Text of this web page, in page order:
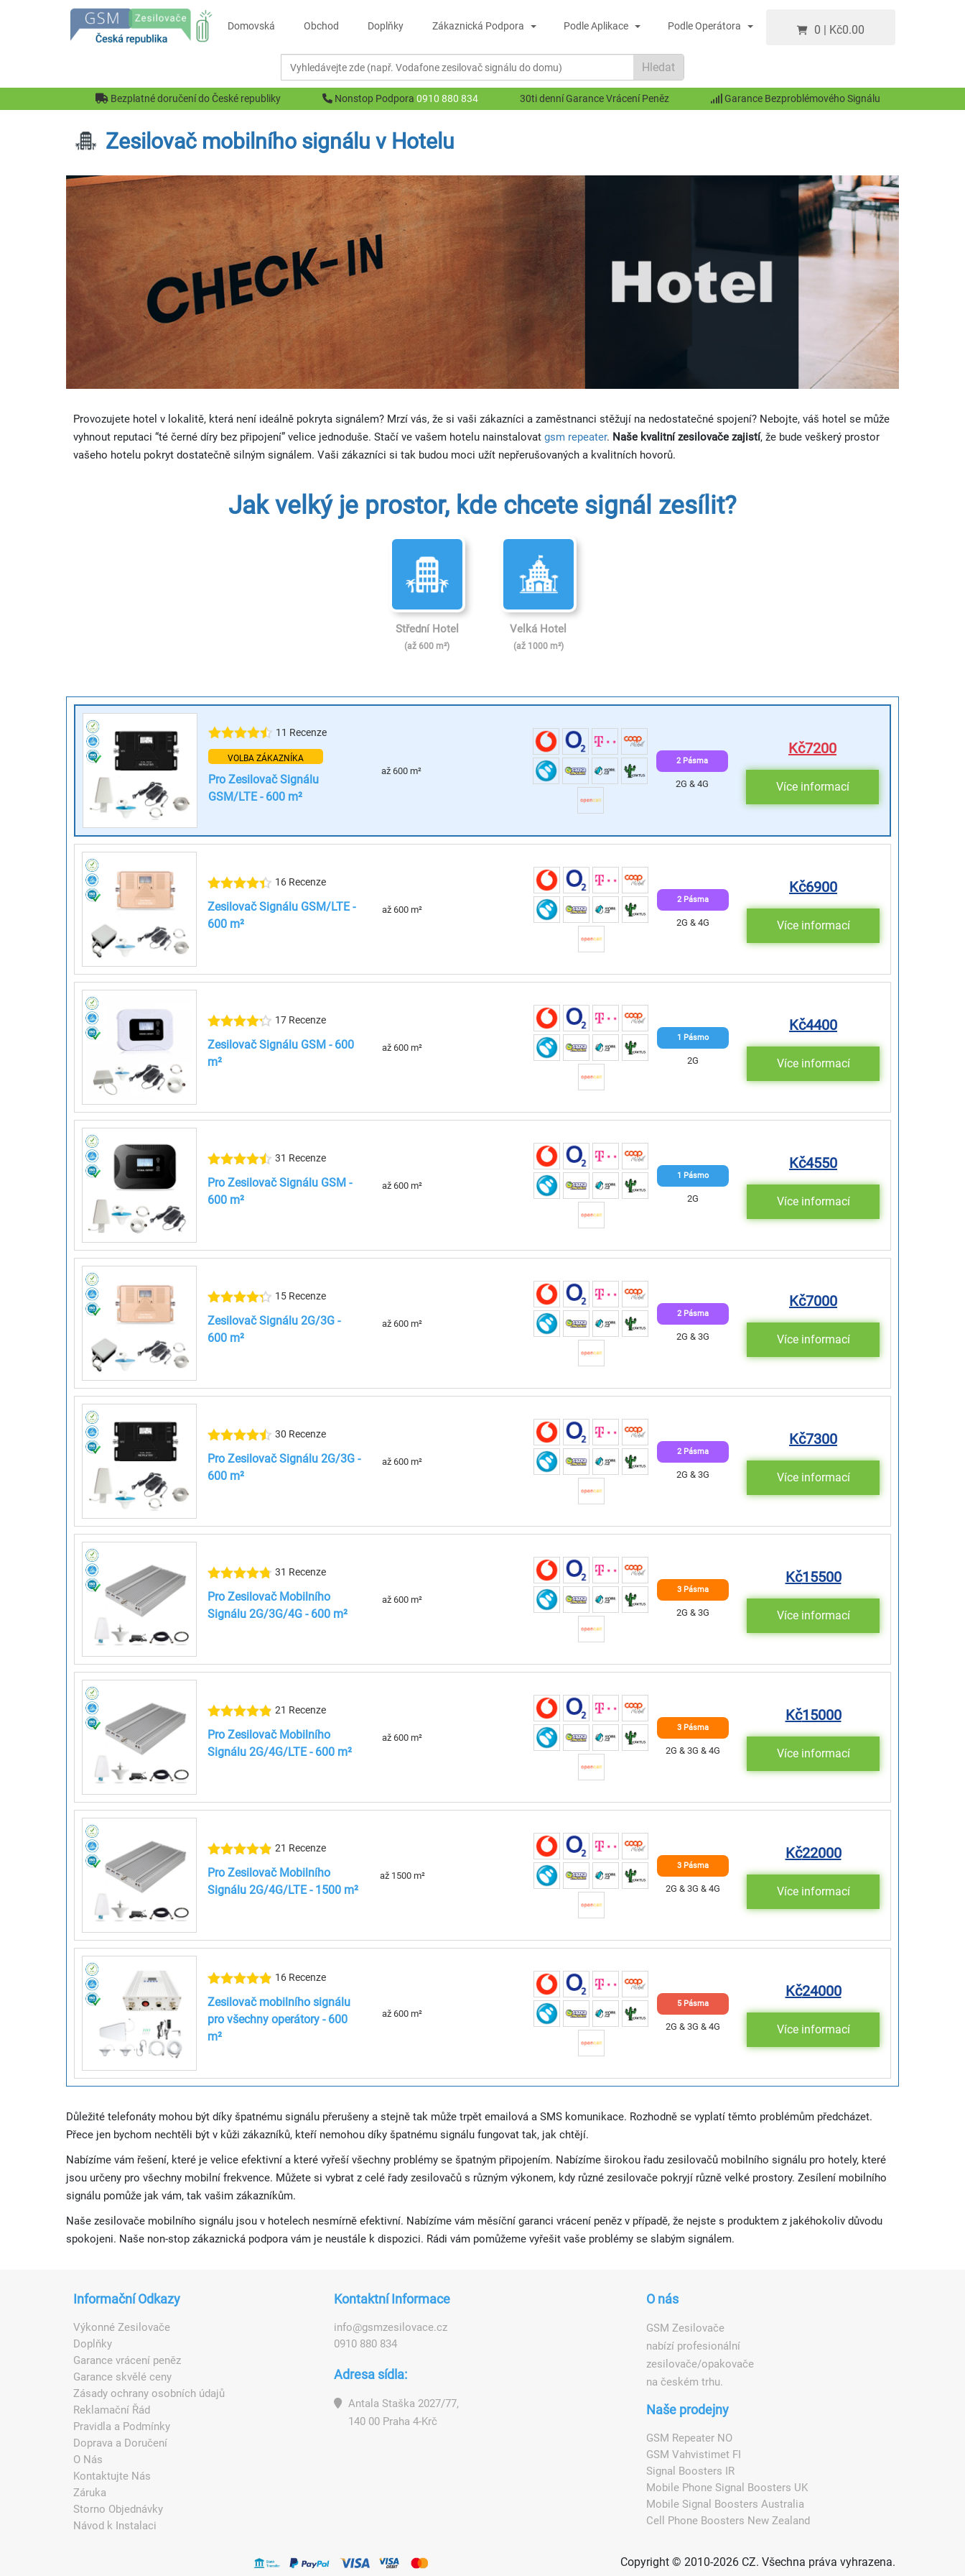
Domovská Obchod Doplňky Zákaznická Podpora Podle Aplikace Podle Operátora 0 | Kč0.00
Hledat
Bezplatné doručení do České republiky Nonstop Podpora 0910 880 834 30ti denní Garance Vrácení Peněz Garance Bezproblémového Signálu
Zesilovač mobilního signálu v Hotelu
Provozujete hotel v lokalitě, která není ideálně pokryta signálem? Mrzí vás, že si vaši zákazníci a zaměstnanci stěžují na nedostatečné spojení? Nebojte, váš hotel se může
vyhnout reputaci “té černé díry bez připojení” velice jednoduše. Stačí ve vašem hotelu nainstalovat gsm repeater. Naše kvalitní zesilovače zajistí, že bude veškerý prostor
vašeho hotelu pokryt dostatečně silným signálem. Vaši zákazníci si tak budou moci užít nepřerušovaných a kvalitních hovorů.
Jak velký je prostor, kde chcete signál zesílit?
Střední Hotel
(až 600 m²)
Velká Hotel
(až 1000 m²)
11 Recenze
VOLBA ZÁKAZNÍKA
Pro Zesilovač Signálu
GSM/LTE - 600 m²
až 600 m²
2 Pásma
2G & 4G
Kč7200
Více informací
16 Recenze
Zesilovač Signálu GSM/LTE -
600 m²
až 600 m²
2 Pásma
2G & 4G
Kč6900
Více informací
17 Recenze
Zesilovač Signálu GSM - 600
m²
až 600 m²
1 Pásmo
2G
Kč4400
Více informací
31 Recenze
Pro Zesilovač Signálu GSM -
600 m²
až 600 m²
1 Pásmo
2G
Kč4550
Více informací
15 Recenze
Zesilovač Signálu 2G/3G -
600 m²
až 600 m²
2 Pásma
2G & 3G
Kč7000
Více informací
30 Recenze
Pro Zesilovač Signálu 2G/3G -
600 m²
až 600 m²
2 Pásma
2G & 3G
Kč7300
Více informací
31 Recenze
Pro Zesilovač Mobilního
Signálu 2G/3G/4G - 600 m²
až 600 m²
3 Pásma
2G & 3G
Kč15500
Více informací
21 Recenze
Pro Zesilovač Mobilního
Signálu 2G/4G/LTE - 600 m²
až 600 m²
3 Pásma
2G & 3G & 4G
Kč15000
Více informací
21 Recenze
Pro Zesilovač Mobilního
Signálu 2G/4G/LTE - 1500 m²
až 1500 m²
3 Pásma
2G & 3G & 4G
Kč22000
Více informací
16 Recenze
Zesilovač mobilního signálu
pro všechny operátory - 600
m²
až 600 m²
5 Pásma
2G & 3G & 4G
Kč24000
Více informací
Důležité telefonáty mohou být díky špatnému signálu přerušeny a stejně tak může trpět emailová a SMS komunikace. Rozhodně se vyplatí těmto problémům předcházet.
Přece jen bychom nechtěli být v kůži zákazníků, kteří nemohou díky špatnému signálu fungovat tak, jak chtějí.
Nabízíme vám řešení, které je velice efektivní a které vyřeší všechny problémy se špatným připojením. Nabízíme širokou řadu zesilovačů mobilního signálu pro hotely, které
jsou určeny pro všechny mobilní frekvence. Můžete si vybrat z celé řady zesilovačů s různým výkonem, kdy různé zesilovače pokryjí různě velké prostory. Zesílení mobilního
signálu pomůže jak vám, tak vašim zákazníkům.
Naše zesilovače mobilního signálu jsou v hotelech nesmírně efektivní. Nabízíme vám měsíční garanci vrácení peněz v případě, že nejste s produktem z jakéhokoliv důvodu
spokojeni. Naše non-stop zákaznická podpora vám je neustále k dispozici. Rádi vám pomůžeme vyřešit vaše problémy se slabým signálem.
Informační Odkazy
Výkonné Zesilovače
Doplňky
Garance vrácení peněz
Garance skvělé ceny
Zásady ochrany osobních údajů
Reklamační Řád
Pravidla a Podmínky
Doprava a Doručení
O Nás
Kontaktujte Nás
Záruka
Storno Objednávky
Návod k Instalaci
Kontaktní Informace
info@gsmzesi ovace.cz
0910 880 834
Adresa sídla:
Antala Staška 2027/77,
140 00 Praha 4-Krč
O nás
GSM Zesilovače
nabízí profesionální
zesilovače/opakovače
na českém trhu.
Naše prodejny
GSM Repeater NO
GSM Vahvistimet FI
Signal Boosters IR
Mobile Phone Signal Boosters UK
Mobile Signal Boosters Australia
Cell Phone Boosters New Zealand
Copyright © 2010-2026 CZ. Všechna práva vyhrazena.